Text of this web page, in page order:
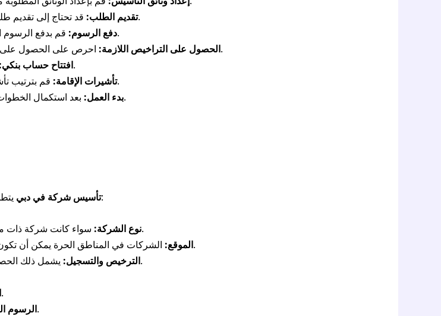
تقديم الطلب:قد تحتاج إلى تقديم طلب لتسجيل الشركة في الجهات الحكومية المختصة في دبي.
دفع الرسوم:قم بدفع الرسوم المطلوبة لتسجيل الشركة والحصول على التراخيص اللازمة.
الحصول على التراخيص اللازمة:احرص على الحصول على جميع التراخيص المطلوبة لممارسة نشاط الشركة في دبي.
افتتاح حساب بنكي:قم بفتح حساب بنكي باسم الشركة لإدارة العمليات المالية.
تأشيرات الإقامة:قم بترتيب تأشيرات الإقامة للمساهمين والموظفين الأجانب إن لزم الأمر.
بدء العمل:بعد استكمال الخطوات السابقة، يمكنك البدء في ممارسة أعمال الشركة في دبي.
تأسيس شركة في دبييتطلب النظر في عدة عناصر أساسية تؤثر على التكلفة الإجمالية، وهي:
نوع الشركة:سواء كانت شركة ذات مسؤولية محدودة، فرع لشركة أجنبية، أو شركة منطقة حرة.
الموقع:الشركات في المناطق الحرة يمكن أن تكون أكثر تكلفة من الشركات التي تُؤسس في المناطق الأخرى.
الترخيص والتسجيل:يشمل ذلك الحصول على تراخيص تجارية وموافقة الجهات الحكومية المعنية.
تكلفة إصدار تأشيرات العمل والإقامة للموظفين.
الرسومالتكاليف المرتبطة بخدمات المحاماة والمستشارين.